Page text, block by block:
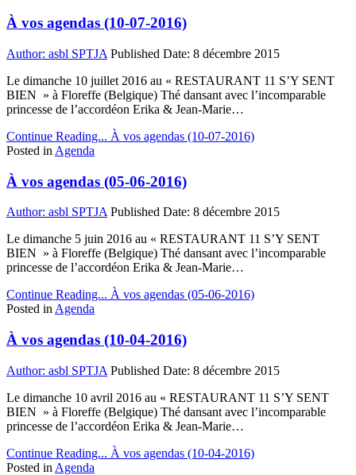
À vos agendas (10-07-2016)
Author: asbl SPTJA Published Date: 8 décembre 2015
Le dimanche 10 juillet 2016 au « RESTAURANT 11 S’Y SENT
BIEN » à Floreffe (Belgique) Thé dansant avec l’incomparable
princesse de l’accordéon Erika & Jean-Marie…
Continue Reading... À vos agendas (10-07-2016)
Posted in Agenda
À vos agendas (05-06-2016)
Author: asbl SPTJA Published Date: 8 décembre 2015
Le dimanche 5 juin 2016 au « RESTAURANT 11 S’Y SENT
BIEN » à Floreffe (Belgique) Thé dansant avec l’incomparable
princesse de l’accordéon Erika & Jean-Marie…
Continue Reading... À vos agendas (05-06-2016)
Posted in Agenda
À vos agendas (10-04-2016)
Author: asbl SPTJA Published Date: 8 décembre 2015
Le dimanche 10 avril 2016 au « RESTAURANT 11 S’Y SENT
BIEN » à Floreffe (Belgique) Thé dansant avec l’incomparable
princesse de l’accordéon Erika & Jean-Marie…
Continue Reading... À vos agendas (10-04-2016)
Posted in Agenda